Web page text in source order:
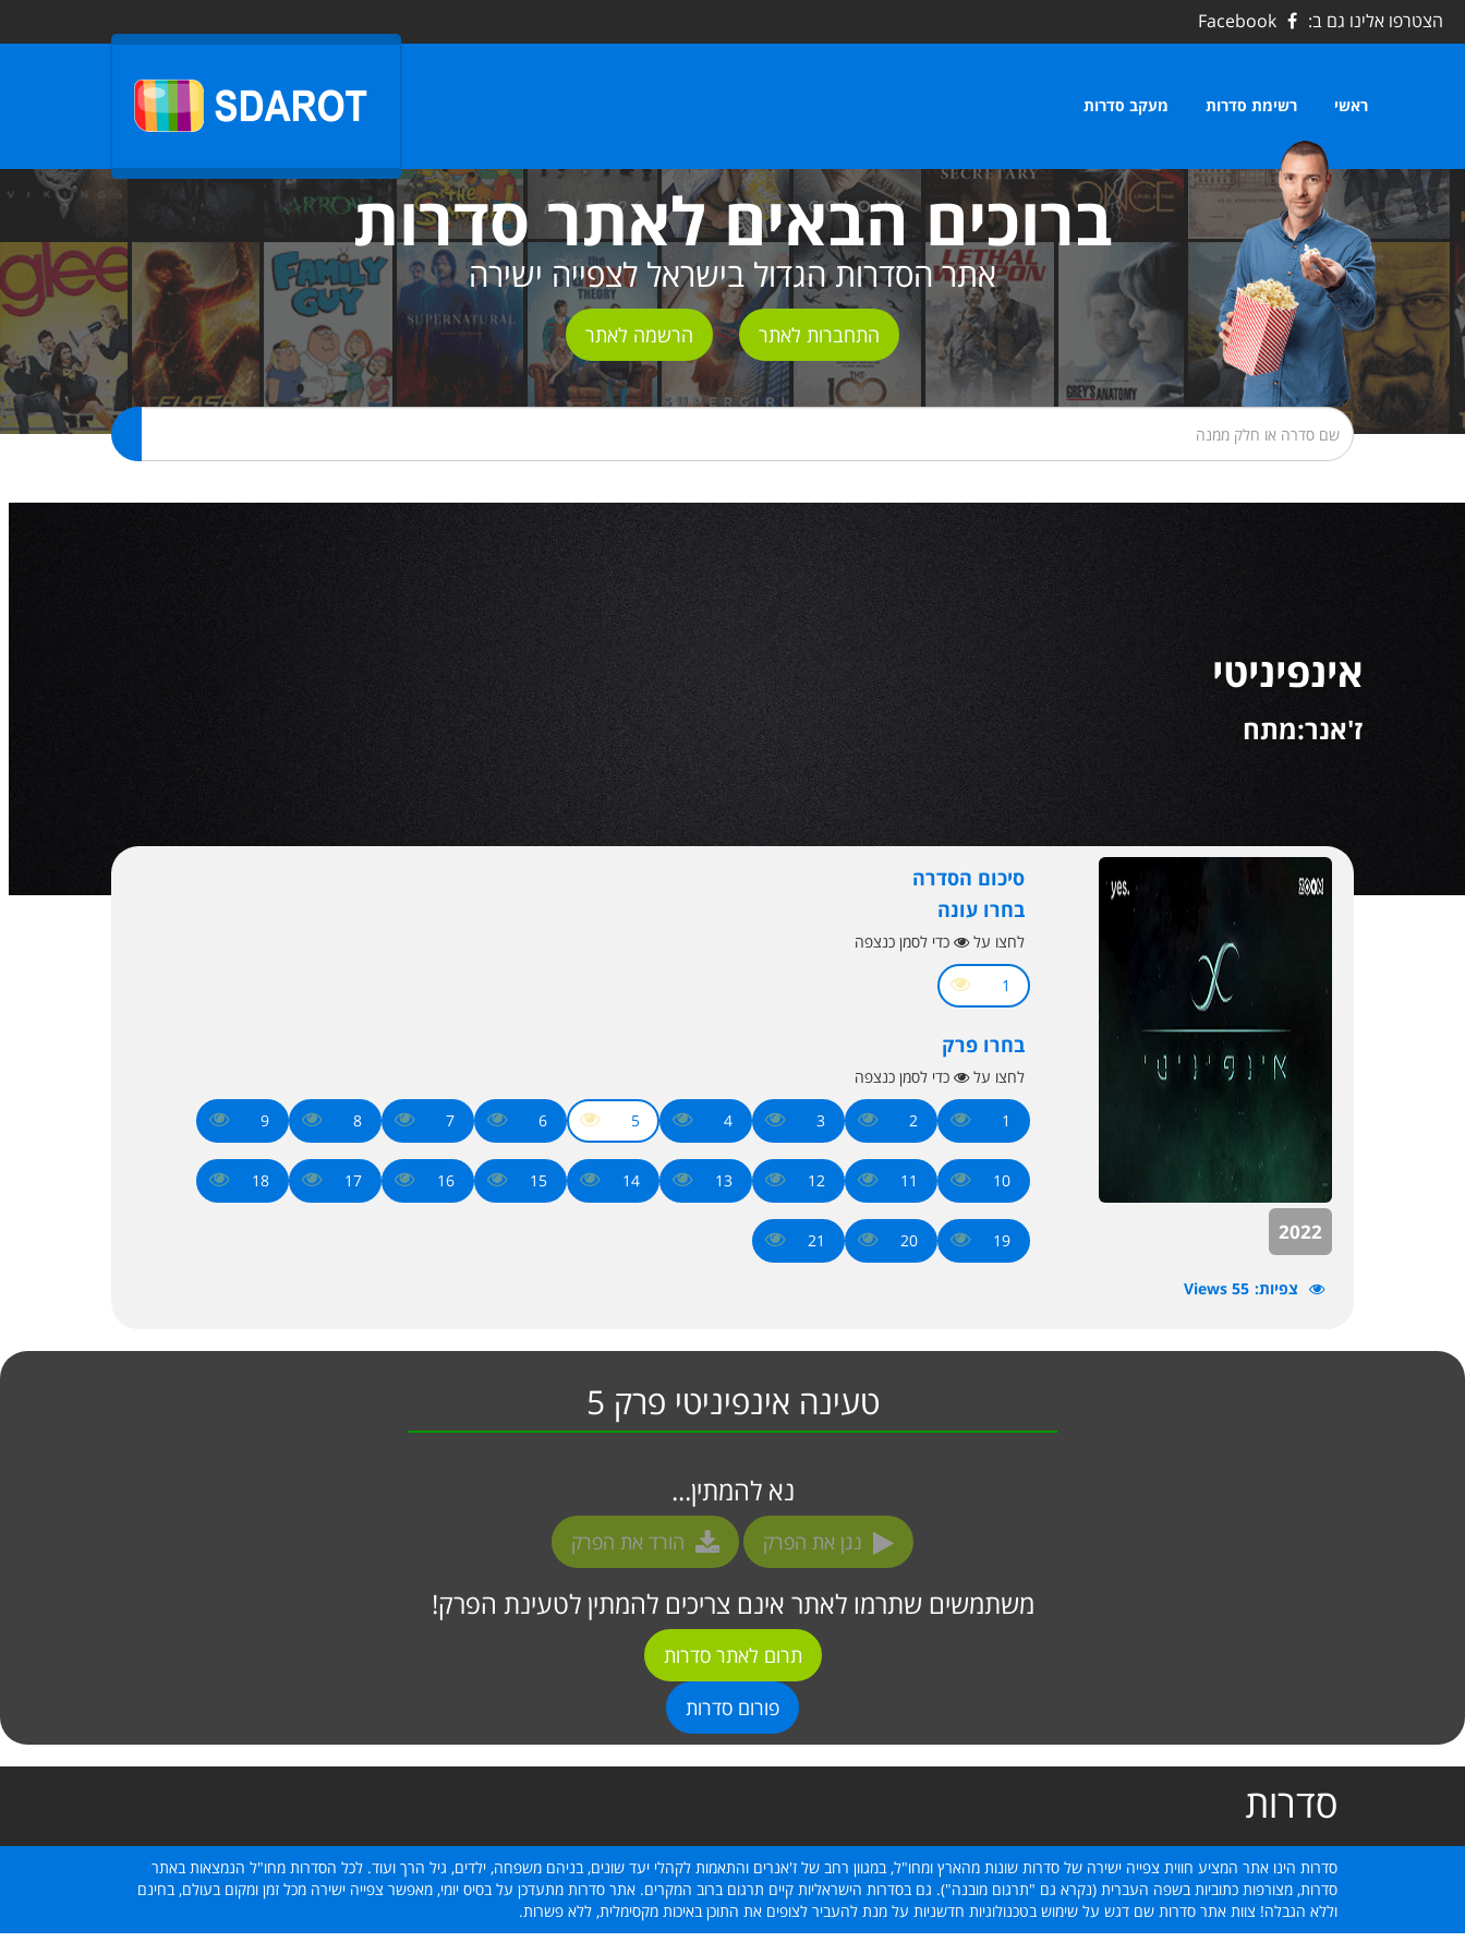
הצטרפו אלינו גם ב: Facebook
ראשי רשימת סדרות מעקב סדרות
ברוכים הבאים לאתר סדרות
אתר הסדרות הגדול בישראל לצפייה ישירה
התחברות לאתר הרשמה לאתר
אינפיניטי
ז'אנר:מתח
2022
צפיות 55 Views
סיכום הסדרה
בחרו עונה
לחצו על כדי לסמן כנצפה
1
בחרו פרק
לחצו על כדי לסמן כנצפה
1
2
3
4
5
6
7
8
9
10
11
12
13
14
15
16
17
18
19
20
21
טעינה אינפיניטי פרק 5
נא להמתין...
נגן את הפרק הורד את הפרק
משתמשים שתרמו לאתר אינם צריכים להמתין לטעינת הפרק!
תרום לאתר סדרות
פורום סדרות
סדרות
סדרות הינו אתר המציע חווית צפייה ישירה של סדרות שונות מהארץ ומחו"ל, במגוון רחב של ז'אנרים והתאמות לקהלי יעד שונים, בניהם משפחה, ילדים, גיל הרך ועוד. לכל הסדרות מחו"ל הנמצאות באתר
סדרות, מצורפות כתוביות בשפה העברית (נקרא גם "תרגום מובנה"). גם בסדרות הישראליות קיים תרגום ברוב המקרים. אתר סדרות מתעדכן על בסיס יומי, מאפשר צפייה ישירה מכל זמן ומקום בעולם, בחינם
וללא הגבלה! צוות אתר סדרות שם דגש על שימוש בטכנולוגיות חדשניות על מנת להעביר לצופים את התוכן באיכות מקסימלית, ללא פשרות.